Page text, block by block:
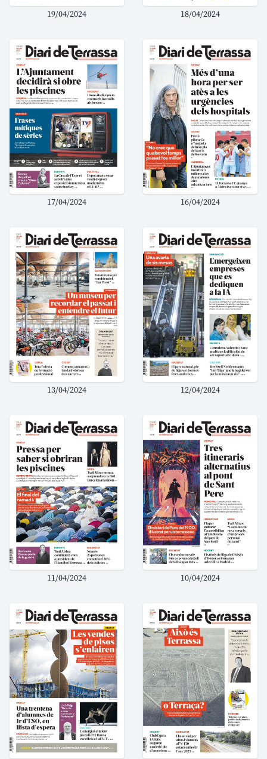
19/04/2024 18/04/2024
17/04/2024 16/04/2024
13/04/2024 12/04/2024
11/04/2024 10/04/2024